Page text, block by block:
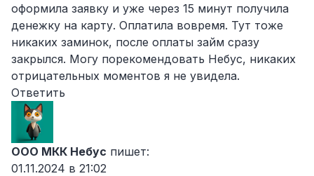
оформила заявку и уже через 15 минут получила
денежку на карту. Оплатила вовремя. Тут тоже
никаких заминок, после оплаты займ сразу
закрылся. Могу порекомендовать Небус, никаких
отрицательных моментов я не увидела.
Ответить
ООО МКК Небус пишет:
01.11.2024 в 21:02